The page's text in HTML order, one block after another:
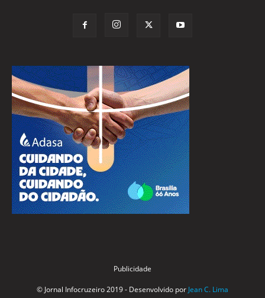
Publicidade
© Jornal Infocruzeiro 2019 - Desenvolvido por Jean C. Lima